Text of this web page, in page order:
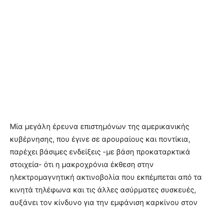
Μία μεγάλη έρευνα επιστημόνων της αμερικανικής
κυβέρνησης, που έγινε σε αρουραίους και ποντίκια,
παρέχει βάσιμες ενδείξεις -με βάση προκαταρκτικά
στοιχεία- ότι η μακροχρόνια έκθεση στην
ηλεκτρομαγνητική ακτινοβολία που εκπέμπεται από τα
κινητά τηλέφωνα και τις άλλες ασύρματες συσκευές,
αυξάνει τον κίνδυνο για την εμφάνιση καρκίνου στον